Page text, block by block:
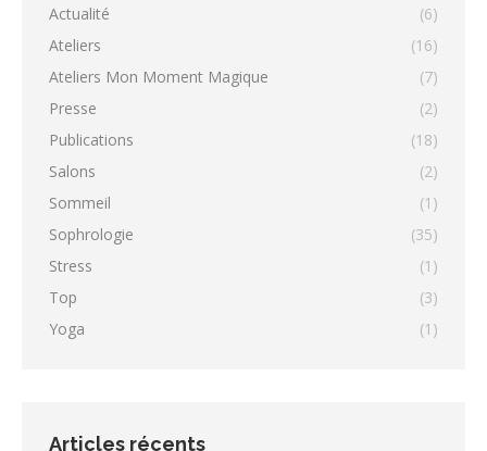
Actualité
(6)
Ateliers
(16)
Ateliers Mon Moment Magique
(7)
Presse
(2)
Publications
(18)
Salons
(2)
Sommeil
(1)
Sophrologie
(35)
Stress
(1)
Top
(3)
Yoga
(1)
Articles récents